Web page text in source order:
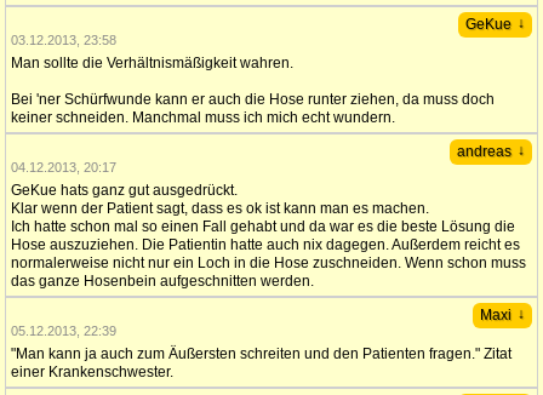
GeKue ↓
03.12.2013, 23:58
Man sollte die Verhältnismäßigkeit wahren.
Bei 'ner Schürfwunde kann er auch die Hose runter ziehen, da muss doch
keiner schneiden. Manchmal muss ich mich echt wundern.
andreas ↓
04.12.2013, 20:17
GeKue hats ganz gut ausgedrückt.
Klar wenn der Patient sagt, dass es ok ist kann man es machen.
Ich hatte schon mal so einen Fall gehabt und da war es die beste Lösung die
Hose auszuziehen. Die Patientin hatte auch nix dagegen. Außerdem reicht es
normalerweise nicht nur ein Loch in die Hose zuschneiden. Wenn schon muss
das ganze Hosenbein aufgeschnitten werden.
Maxi ↓
05.12.2013, 22:39
"Man kann ja auch zum Äußersten schreiten und den Patienten fragen." Zitat
einer Krankenschwester.